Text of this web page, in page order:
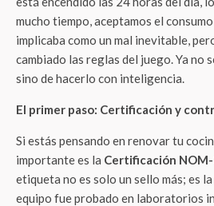
mucho tiempo, aceptamos el
implicaba como un mal inevitable,
cambiado las reglas del juego. Ya no
sino de hacerlo con inteligencia.
El primer paso: Certificación y
Si estás pensando en renovar tu
importante es la Certificación
etiqueta no es solo un sello más; es
equipo fue probado en laboratorios